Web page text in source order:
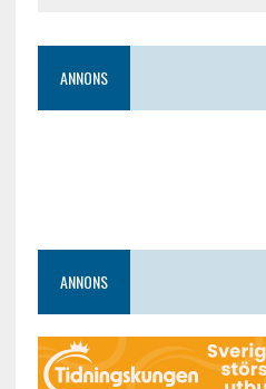
ANNONS
ANNONS